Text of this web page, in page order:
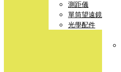
測距儀
單筒望遠鏡
光學配件